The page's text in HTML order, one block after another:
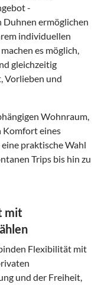
-
Duhnen ermöglichen
individuellen
es möglich,
gleichzeitig
Vorlieben und
Wohnraum,
Komfort eines
praktische Wahl
Trips bis hin zu
mit
Flexibilität mit
und der Freiheit,